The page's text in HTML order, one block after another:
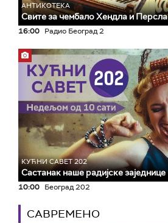
АНТИКОТЕКА
Свите за чембало Хендла и Персла
16:00 Радио Београд 2
КУЋНИ САВЕТ 202
Састанак наше радијске заједнице
10:00 Београд 202
САВРЕМЕНО